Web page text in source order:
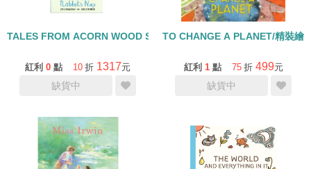
TALES FROM ACORN WOOD STORY COLLECTION 生活日常組/
紅利 0 點 10 折 1317元
缺貨中
TO CHANGE A PLANET/精裝繪
紅利 1 點 75 折 499元
缺貨中